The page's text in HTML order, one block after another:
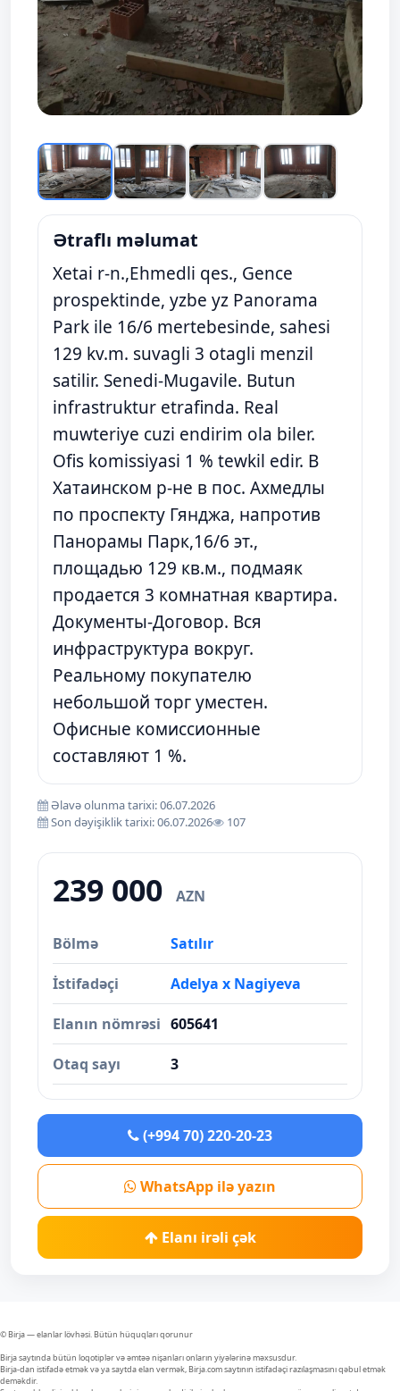
Ətraflı məlumat
Xetai r-n.,Ehmedli qes., Gence
prospektinde, yzbe yz Panorama
Park ile 16/6 mertebesinde, sahesi
129 kv.m. suvagli 3 otagli menzil
satilir. Senedi-Mugavile. Butun
infrastruktur etrafinda. Real
muwteriye cuzi endirim ola biler.
Ofis komissiyasi 1 % tewkil edir. В
Xaтаинском р-не в пос. Ахмедлы
по проспекту Гянджа, напротив
Панорамы Парк,16/6 эт.,
площадью 129 кв.м., подмаяк
продается 3 комнатная квартира.
Документы-Договор. Вся
инфраструктура вокруг.
Реальному покупателю
небольшой торг уместен.
Офисные комиссионные
составляют 1 %.
Əlavə olunma tarixi: 06.07.2026
Son dəyişiklik tarixi: 06.07.2026
107
239 000 AZN
Bölmə Satılır
İstifadəçi Adelya x Nagiyeva
Elanın nömrəsi 605641
Otaq sayı 3
(+994 70) 220-20-23
WhatsApp ilə yazın
Elanı irəli çək
© Birja — elanlar lövhəsi. Bütün hüquqları qorunur
Birja saytında bütün loqotiplər və əmtəə nişanları onların yiyələrinə məxsusdur.
Birja-dan istifadə etmək və ya saytda elan vermək, Birja.com saytının istifadəçi razılaşmasını qəbul etmək
deməkdir.